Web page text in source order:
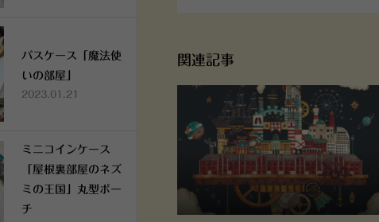
関連記事
パスケース「魔法使
いの部屋」
2023.01.21
ミニコインケース
「屋根裏部屋のネズ
ミの王国」丸型ポー
チ